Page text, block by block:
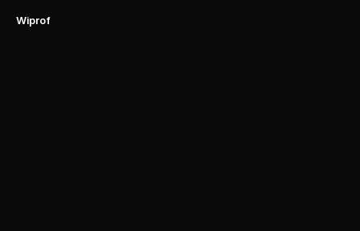
Wiprof